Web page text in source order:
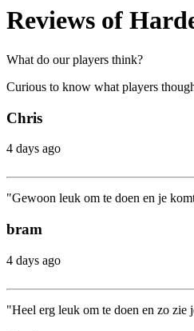
Reviews of
What do our players think?
Curious to know what players
Chris
4 days ago
"Gewoon leuk om te doen en je
bram
4 days ago
"Heel erg leuk om te doen en zo zie